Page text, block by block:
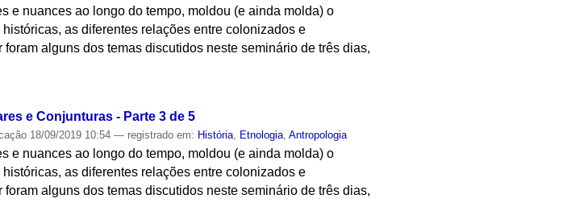
e nuances ao longo do tempo, moldou (e ainda molda) o
as diferentes relações entre colonizados e
alguns dos temas discutidos neste seminário de três dias,
e Conjunturas - Parte 3 de 5
18/09/2019 10:54— registrado em: História Etnologia ,Antropologia
e nuances ao longo do tempo, moldou (e ainda molda) o
as diferentes relações entre colonizados e
alguns dos temas discutidos neste seminário de três dias,